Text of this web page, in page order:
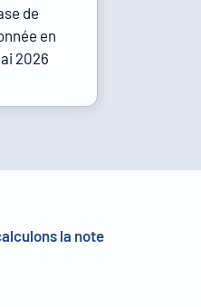
de
en
2026
la note